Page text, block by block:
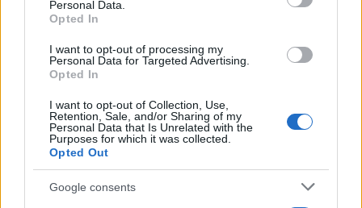
Personal Data.
Opted In
I want to opt-out of processing my
Personal Data for Targeted Advertising.
Opted In
I want to opt-out of Collection, Use,
Retention, Sale, and/or Sharing of my
Personal Data that Is Unrelated with the
Purposes for which it was collected.
Opted Out
Google consents
«Σουνιτικό ΝΑΤΟ» στη Μέση Ανατολή; Τι
προβλέπει το σύμφωνο της Μέκκας
07.08.2026